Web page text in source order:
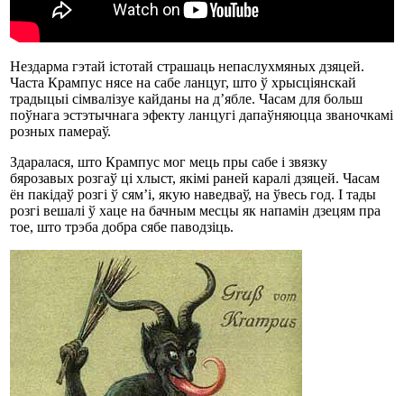
Нездарма гэтай істотай страшаць непаслухмяных дзяцей.
Часта Крампус нясе на сабе ланцуг, што ў хрысціянскай
традыцыі сімвалізуе кайданы на д’ябле. Часам для больш
поўнага эстэтычнага эфекту ланцугі дапаўняюцца званочкамі
розных памераў.
Здаралася, што Крампус мог мець пры сабе і звязку
бярозавых розгаў ці хлыст, якімі раней каралі дзяцей. Часам
ён пакідаў розгі ў сям’і, якую наведваў, на ўвесь год. І тады
розгі вешалі ў хаце на бачным месцы як напамін дзецям пра
тое, што трэба добра сябе паводзіць.